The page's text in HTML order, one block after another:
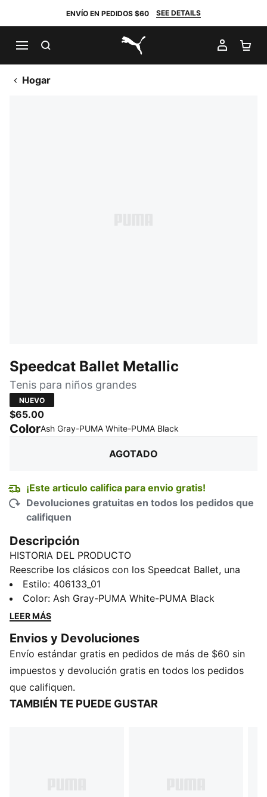
ENVÍO EN PEDIDOS $60 SEE DETAILS
PUMA.com
MI
Hogar
Speedcat Ballet Metallic
Tenis para niños grandes
NUEVO
$65.00
ColorAsh Gray-PUMA White-PUMA Black
AGOTADO
¡Este articulo califica para envio gratis!
Devoluciones gratuitas en todos los pedidos que
califiquen
Descripción
HISTORIA DEL PRODUCTO
Reescribe los clásicos con los Speedcat Ballet, una
atrevida mezcla entre la tradición del atletismo y la
elegancia inspirada en el ballet. Con una silueta de
perfil bajo y detalles de diseño llamativos, están
natural.
DETALLES
Ancho: regular
Tipo de puntera: redondeada
Cierre: Bandas elásticas
Estilo: 406133_01
Color: Ash Gray-PUMA White-PUMA Black
LEER MÁS
Envios y Devoluciones
Envío estándar gratis en pedidos de más de $60 sin
impuestos y devolución gratis en todos los pedidos
que califiquen.
TAMBIÉN TE PUEDE GUSTAR